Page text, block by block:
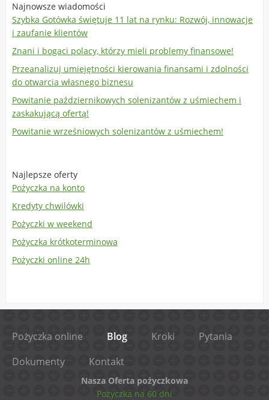
Najnowsze wiadomości
Szybka Gotówka świętuje 11 lat na rynku: Rozwój, innowacje
i zaufanie klientów
Znani i bogaci polacy, którzy mieli problemy finansowe!
Przeanalizuj umiejętności kierowania finansami i zdolności
do otwarcia własnego biznesu
Powitanie październikowych solenizantów z uśmiechem i
zaskakującą ofertą!
Powitanie wrześniowych solenizantów z uśmiechem!
Najlepsze oferty
Pożyczka na konto
Kredyty chwilówki
Pożyczki w weekend
Pożyczka krótkoterminowa
Pożyczki online 24h
Pożyczka online Blog Kroki
Pytania
Dokumenty
Kontakt
Nasza Oferta pożyczkowa
Pożyczka na 60 dni